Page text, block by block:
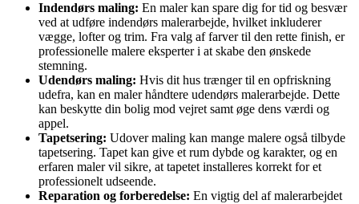
Indendørs maling: En maler kan spare dig for tid og besvær
ved at udføre indendørs malerarbejde, hvilket inkluderer
vægge, lofter og trim. Fra valg af farver til den rette finish, er
professionelle malere eksperter i at skabe den ønskede
stemning.
Udendørs maling: Hvis dit hus trænger til en opfriskning
udefra, kan en maler håndtere udendørs malerarbejde. Dette
kan beskytte din bolig mod vejret samt øge dens værdi og
appel.
Tapetsering: Udover maling kan mange malere også tilbyde
tapetsering. Tapet kan give et rum dybde og karakter, og en
erfaren maler vil sikre, at tapetet installeres korrekt for et
professionelt udseende.
Reparation og forberedelse: En vigtig del af malerarbejdet